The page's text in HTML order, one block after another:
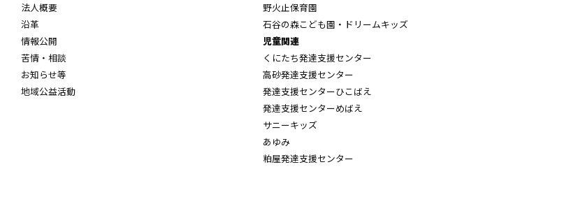
法人概要
沿革
情報公開
苦情・相談
お知らせ等
地域公益活動
野火止保育園
石谷の森こども園・ドリームキッズ
児童関連
くにたち発達支援センター
高砂発達支援センター
発達支援センターひこばえ
発達支援センターめばえ
サニーキッズ
あゆみ
粕屋発達支援センター